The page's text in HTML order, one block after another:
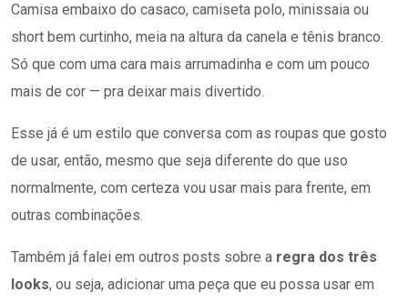
Camisa embaixo do casaco, camiseta polo, minissaia ou
short bem curtinho, meia na altura da canela e tênis branco.
Só que com uma cara mais arrumadinha e com um pouco
mais de cor — pra deixar mais divertido.
Esse já é um estilo que conversa com as roupas que gosto
de usar, então, mesmo que seja diferente do que uso
normalmente, com certeza vou usar mais para frente, em
outras combinações.
Também já falei em outros posts sobre a regra dos três
looks, ou seja, adicionar uma peça que eu possa usar em